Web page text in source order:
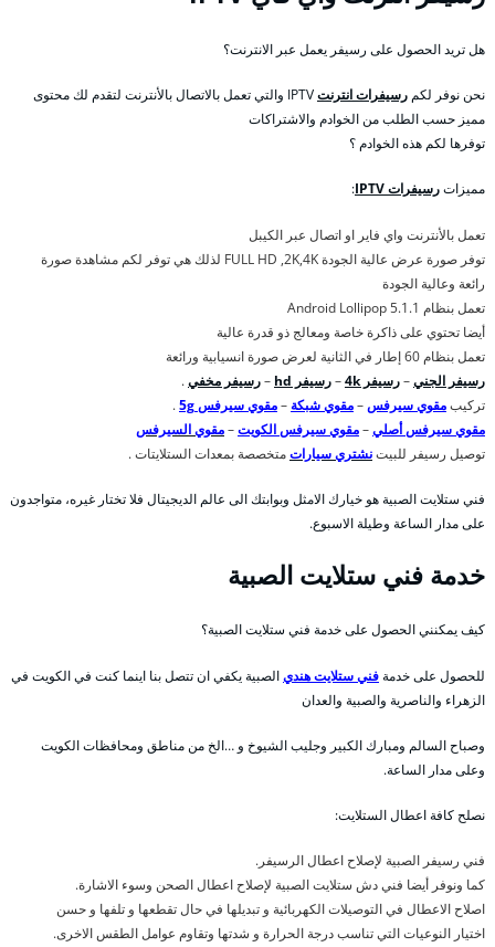
هل تريد الحصول على رسيفر يعمل عبر الانترنت؟
نحن نوفر لكم رسيفرات انترنت
IPTV والتي تعمل بالاتصال بالأنترنت لتقدم لك محتوى
مميز حسب الطلب من الخوادم والاشتراكات
توفرها لكم هذه الخوادم ؟
مميزاترسيفرات IPTV :
تعمل بالأنترنت واي فاير او اتصال عبر الكيبل
توفر صورة عرض عالية الجودة FULL HD ,2K,4K لذلك هي توفر لكم مشاهدة صورة
رائعة وعالية الجودة
تعمل بنظام Android Lollipop 5.1.1
أيضا تحتوي على ذاكرة خاصة ومعالج ذو قدرة عالية
تعمل بنظام 60 إطار في الثانية لعرض صورة انسيابية ورائعة
رسيفر الجني–رسيفر 4k –رسيفر hd –رسيفر مخفي.
تركيبمقوي سيرفس–مقوي شبكة –مقوي سيرفس 5g
.
مقوي سيرفس أصلي–مقوي سيرفس الكويت–مقوي السيرفس
توصيل رسيفر للبيتنشتري سياراتمتخصصة بمعدات الستلايتات .
فني ستلايت الصبية هو خيارك الامثل وبوابتك الى عالم الديجيتال فلا تختار غيره، متواجدون
على مدار الساعة وطيلة الاسبوع.
خدمة فني ستلايت الصبية
كيف يمكنني الحصول على خدمة فني ستلايت الصبية؟
للحصول على خدمةفني ستلايت هنديالصبية يكفي ان تتصل بنا اينما كنت في الكويت في
الزهراء والناصرية والصبية والعدان
وصباح السالم ومبارك الكبير وجليب الشيوخ و …الخ من مناطق ومحافظات الكويت
وعلى مدار الساعة.
نصلح كافة اعطال الستلايت:
فني رسيفر الصبية لإصلاح اعطال الرسيفر.
كما ونوفر أيضا فني دش ستلايت الصبية لإصلاح اعطال الصحن وسوء الاشارة.
اصلاح الاعطال في التوصيلات الكهربائية و تبديلها في حال تقطعها و تلفها و حسن
اختيار النوعيات التي تناسب درجة الحرارة و شدتها وتقاوم عوامل الطقس الاخرى.